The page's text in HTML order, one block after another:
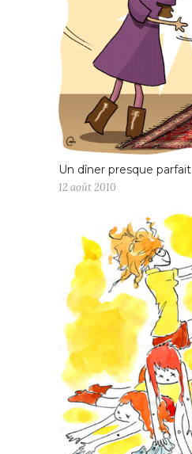
Un dîner presque parfait
12 août 2010